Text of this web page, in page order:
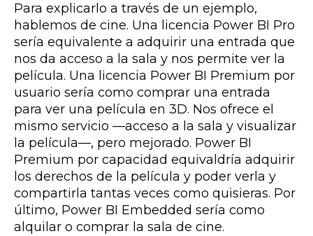
Para explicarlo a través de un ejemplo,
hablemos de cine. Una licencia Power BI Pro
sería equivalente a adquirir una entrada que
nos da acceso a la sala y nos permite ver la
película. Una licencia Power BI Premium por
usuario sería como comprar una entrada
para ver una película en 3D. Nos ofrece el
mismo servicio —acceso a la sala y visualizar
la película—, pero mejorado. Power BI
Premium por capacidad equivaldría adquirir
los derechos de la película y poder verla y
compartirla tantas veces como quisieras. Por
último, Power BI Embedded sería como
alquilar o comprar la sala de cine.